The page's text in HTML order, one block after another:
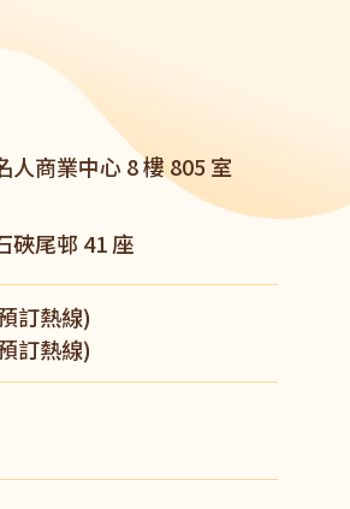
人商業中心 8 樓 805 室
硤尾邨 41 座
訂熱線)
訂熱線)